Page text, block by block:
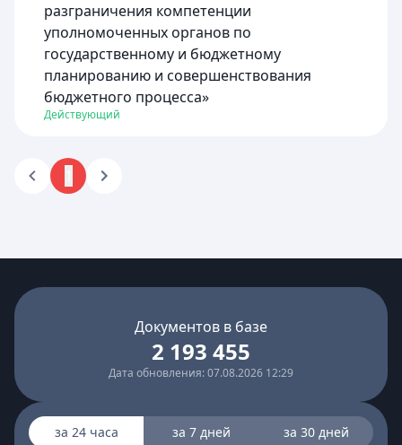
разграничения компетенции
уполномоченных органов по
государственному и бюджетному
планированию и совершенствования
бюджетного процесса»
Действующий
Документов в базе
2 193 455
Дата обновления: 07.08.2026 12:29
за 24 часа за 7 дней за 30 дней